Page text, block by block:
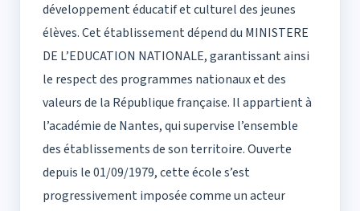
développement éducatif et culturel des jeunes
élèves. Cet établissement dépend du MINISTERE
DE L’EDUCATION NATIONALE, garantissant ainsi
le respect des programmes nationaux et des
valeurs de la République française. Il appartient à
l’académie de Nantes, qui supervise l’ensemble
des établissements de son territoire. Ouverte
depuis le 01/09/1979, cette école s’est
progressivement imposée comme un acteur